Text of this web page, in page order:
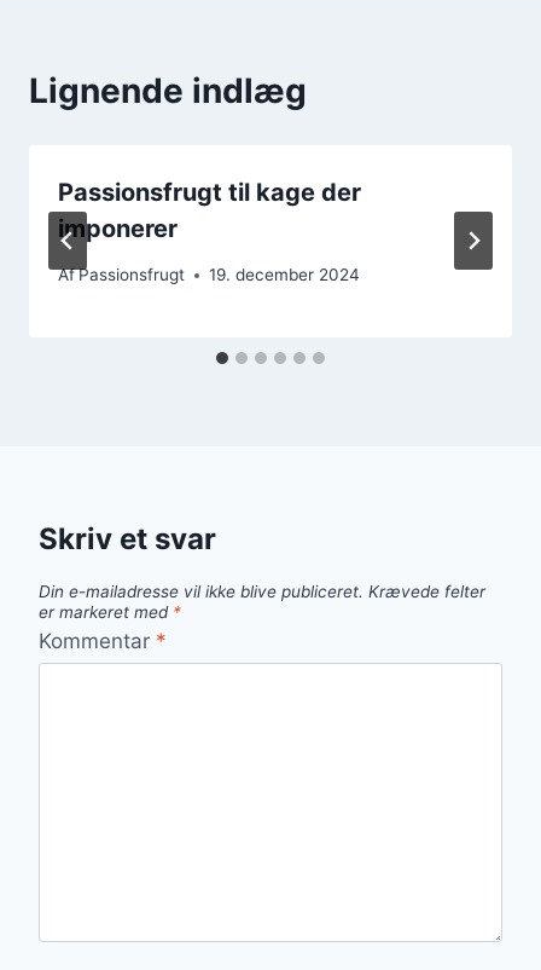
Lignende indlæg
Passionsfrugt til kage der
imponerer
AfPassionsfrugt 19. december 2024
Skriv et svar
Din e-mailadresse vil ikke blive publiceret. Krævede felter
er markeret med *
Kommentar *